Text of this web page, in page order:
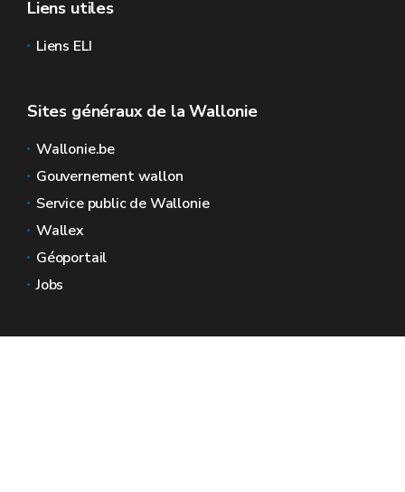
Liens utiles
Liens ELI
Sites généraux de la Wallonie
Wallonie.be
Gouvernement wallon
Service public de Wallonie
Wallex
Géoportail
Jobs